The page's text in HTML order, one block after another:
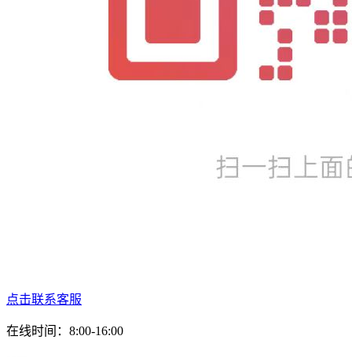
点击联系客服
在线时间：8:00-16:00